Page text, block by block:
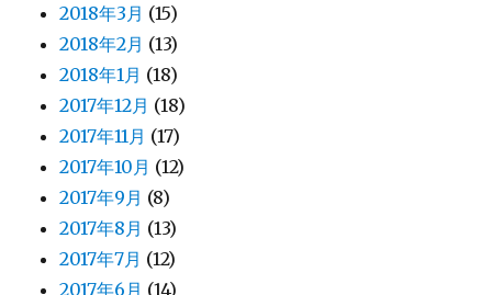
2018年3月 (15)
2018年2月 (13)
2018年1月 (18)
2017年12月 (18)
2017年11月 (17)
2017年10月 (12)
2017年9月 (8)
2017年8月 (13)
2017年7月 (12)
2017年6月 (14)